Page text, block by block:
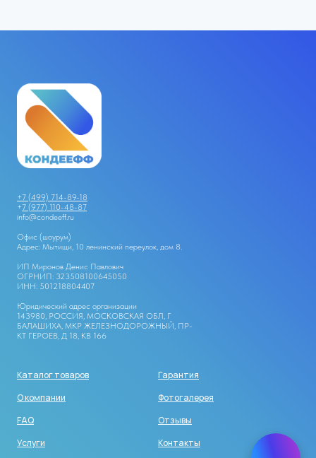
+7 (499) 714-89-18
+7 (977) 110-48-87
info@condeeff.ru
Офис (шоурум)
Адрес: Мытищи, 10 ленинский переулок, дом 8.
ИП Миронов Денис Павлович
ОГРНИП: 323508100645050
ИНН: 501218804407
Юридический адрес организации
143980, РОССИЯ, МОСКОВСКАЯ ОБЛ, Г
БАЛАШИХА, МКР ЖЕЛЕЗНОДОРОЖНЫЙ, ПР-
КТ ГЕРОЕВ, Д 18, КВ 166
Каталог товаров
О компании
FAQ
Услуги
Гарантия
Фотогалерея
Отзывы
Контакты